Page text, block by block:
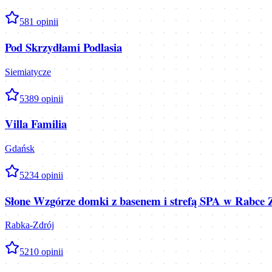
581 opinii
Pod Skrzydłami Podlasia
Siemiatycze
5389 opinii
Villa Familia
Gdańsk
5234 opinii
Słone Wzgórze domki z basenem i strefą SPA w Rabce
Rabka-Zdrój
5210 opinii